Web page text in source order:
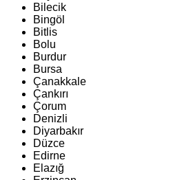
Bilecik
Bingöl
Bitlis
Bolu
Burdur
Bursa
Çanakkale
Çankırı
Çorum
Denizli
Diyarbakır
Düzce
Edirne
Elazığ